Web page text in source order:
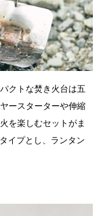
クトな焚き火台は五
ースターターや伸縮
を楽しむセットがま
イプとし、ランタン